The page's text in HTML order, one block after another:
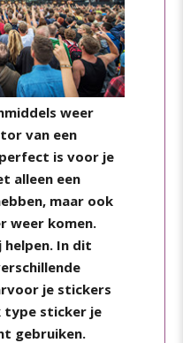
weer
van een
is voor je
alleen een
maar ook
weer komen.
helpen. In dit
je stickers
type sticker je
gebruiken.